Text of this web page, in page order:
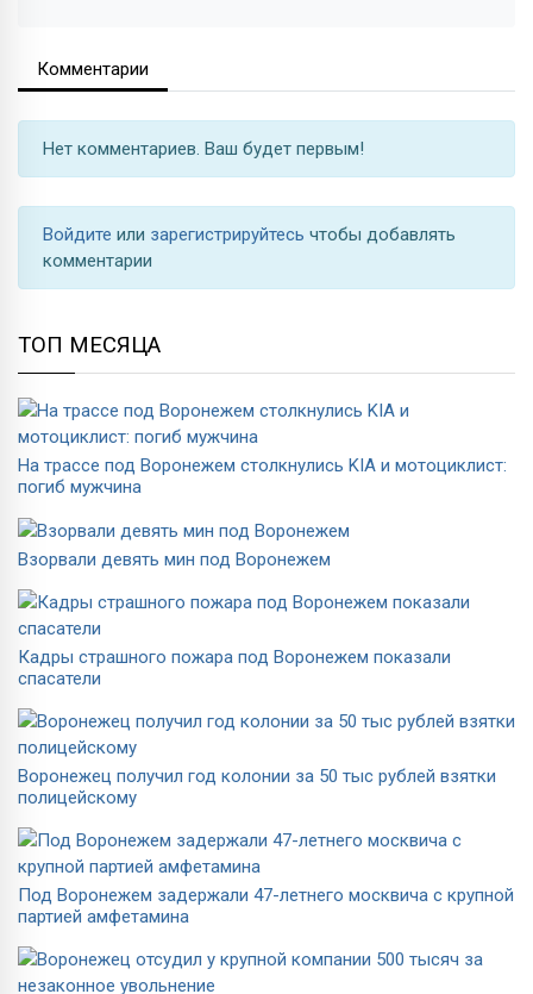
Комментарии
Нет комментариев. Ваш будет первым!
Войдите или зарегистрируйтесь чтобы добавлять
комментарии
ТОП МЕСЯЦА
На трассе под Воронежем столкнулись KIA и мотоциклист:
погиб мужчина
Взорвали девять мин под Воронежем
Кадры страшного пожара под Воронежем показали
спасатели
Воронежец получил год колонии за 50 тыс рублей взятки
полицейскому
Под Воронежем задержали 47-летнего москвича с крупной
партией амфетамина